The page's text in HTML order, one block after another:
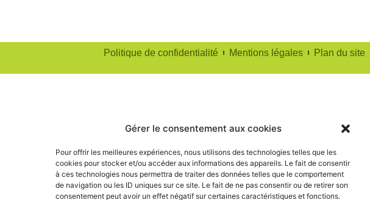
Gérer le consentement aux cookies
Pour offrir les meilleures expériences, nous utilisons des technologies telles que les
cookies pour stocker et/ou accéder aux informations des appareils. Le fait de consentir
à ces technologies nous permettra de traiter des données telles que le comportement
de navigation ou les ID uniques sur ce site. Le fait de ne pas consentir ou de retirer son
consentement peut avoir un effet négatif sur certaines caractéristiques et fonctions.
Politique de confidentialité Mentions légales Plan du site